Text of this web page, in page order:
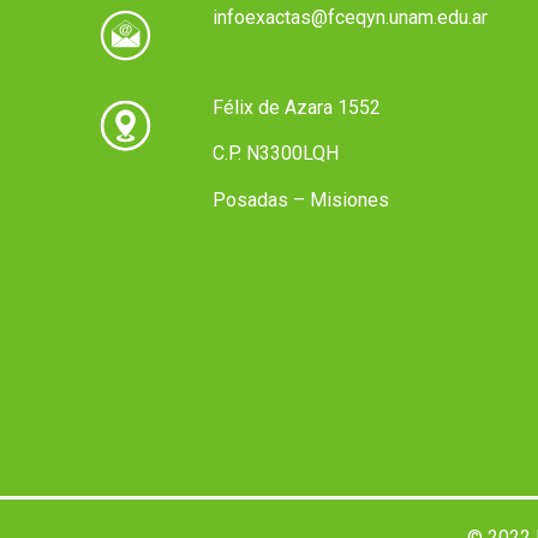
infoexactas@fceqyn.unam.edu.ar
Félix de Azara 1552
C.P. N3300LQH
Posadas – Misiones